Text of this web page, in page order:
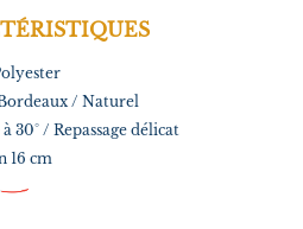
/ Naturel
30° / Repassage délicat
16 cm